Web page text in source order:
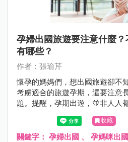
孕婦出國旅遊要注意什麼
有哪些？
作者：張瑜芹
懷孕的媽媽們，想出國旅遊卻不
考慮適合的旅遊孕期，還要注意
題。提醒，孕期出遊，並非人人
醫師評估自己的狀況是否適合出
量。萬一在國外發生身體不適要
西？孕婦出國需要帶媽媽手冊嗎
收藏
關鍵字： 孕婦出國 、 孕媽咪出國